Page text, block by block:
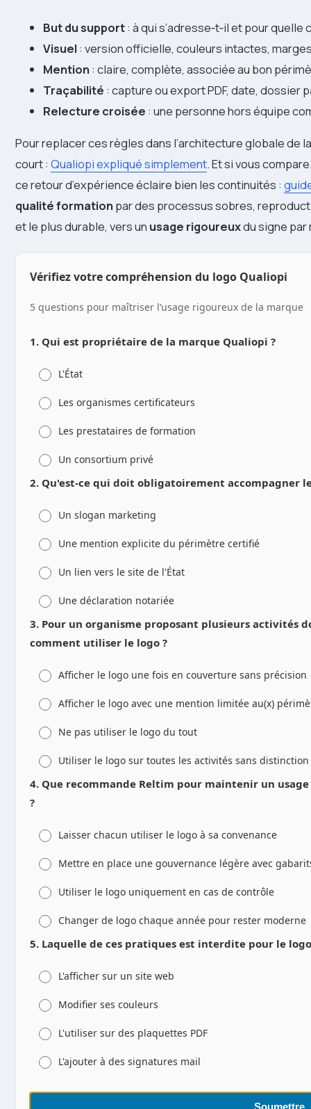
But du support: à qui s’adresse‑t‑il et pour quelle
Visuel : version officielle, couleurs intactes,
Mention : claire, complète, associée au bon
Traçabilité : capture ou export PDF, date, dossier
Relecture croisée : une personne hors équipe
Pour replacer ces règles dans l’architecture globale
court : Qualiopi expliqué simplement. Et si vous
ce retour d’expérience éclaire bien les continuités :
qualité formation par des processus sobres,
et le plus durable, vers un usage rigoureuxdu signe par
Vérifiez votre compréhension du logo Qualiopi
5 questions pour maîtriser l’usage rigoureux de la marque
1. Qui est propriétaire de la marque Qualiopi ?
L'État
Les organismes certificateurs
Les prestataires de formation
Un consortium privé
2. Qu'est-ce qui doit obligatoirement accompagner
Un slogan marketing
Une mention explicite du périmètre certifié
Un lien vers le site de l'État
Une déclaration notariée
3. Pour un organisme proposant plusieurs activités
comment utiliser le logo ?
Afficher le logo une fois en couverture sans précision
Afficher le logo avec une mention limitée au(x)
Ne pas utiliser le logo du tout
Utiliser le logo sur toutes les activités sans distinction
4. Que recommande Reltim pour maintenir un
?
Laisser chacun utiliser le logo à sa convenance
Mettre en place une gouvernance légère avec
Utiliser le logo uniquement en cas de contrôle
Changer de logo chaque année pour rester moderne
5. Laquelle de ces pratiques est interdite pour le
L'afficher sur un site web
Modifier ses couleurs
L'utiliser sur des plaquettes PDF
L'ajouter à des signatures mail
Soumettre